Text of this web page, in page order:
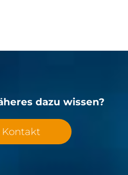
dazu wissen?
Kontakt